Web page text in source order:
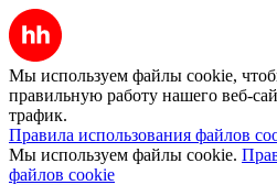
Мы используем файлы cookie,
правильную работу нашего веб-
трафик.
Правила использования файлов
Мы используем файлы cookie.
файлов cookie